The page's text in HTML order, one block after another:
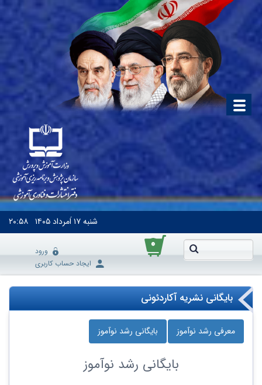
شنبه۱۷ اَمرداد ۱۴۰۵ ۲۰:۵۸
۰
ورود
ایجاد حساب کاربری
بایگانی نشریه آکاردئونی
معرفی رشد نوآموز بایگانی رشد نوآموز
بایگانی رشد نوآموز